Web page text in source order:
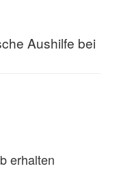
Aushilfe bei
erhalten